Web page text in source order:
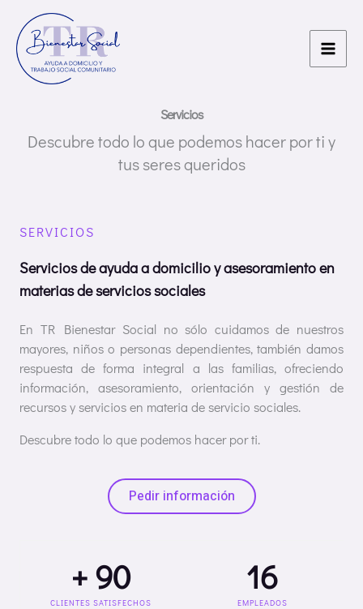
contenido
Servicios
Descubre todo lo que podemos hacer por ti y
tus seres queridos
SERVICIOS
Servicios de ayuda a domicilio y asesoramiento en
materias de servicios sociales
En TR Bienestar Social no sólo cuidamos de nuestros
mayores, niños o personas dependientes, también damos
respuesta de forma integral a las familias, ofreciendo
información, asesoramiento, orientación y gestión de
recursos y servicios en materia de servicio sociales.
Descubre todo lo que podemos hacer por ti.
Pedir información
CLIENTES SATISFECHOS
+ 90
EMPLEADOS
16